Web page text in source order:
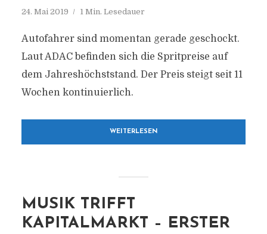
24. Mai 2019 1 Min. Lesedauer
Autofahrer sind momentan gerade geschockt.
Laut ADAC befinden sich die Spritpreise auf
dem Jahreshöchststand. Der Preis steigt seit 11
Wochen kontinuierlich.
WEITERLESEN
MUSIK TRIFFT
KAPITALMARKT – ERSTER